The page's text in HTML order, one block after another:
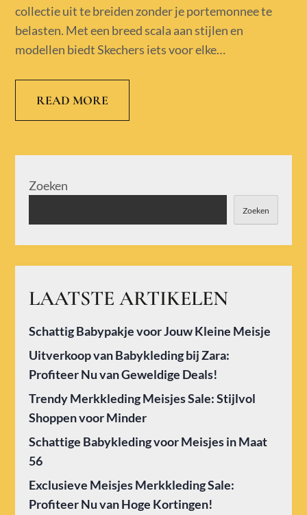
collectie uit te breiden zonder je portemonnee te
belasten. Met een breed scala aan stijlen en
modellen biedt Skechers iets voor elke…
READ MORE
Zoeken
Zoeken
LAATSTE ARTIKELEN
Schattig Babypakje voor Jouw Kleine Meisje
Uitverkoop van Babykleding bij Zara:
Profiteer Nu van Geweldige Deals!
Trendy Merkkleding Meisjes Sale: Stijlvol
Shoppen voor Minder
Schattige Babykleding voor Meisjes in Maat
56
Exclusieve Meisjes Merkkleding Sale:
Profiteer Nu van Hoge Kortingen!